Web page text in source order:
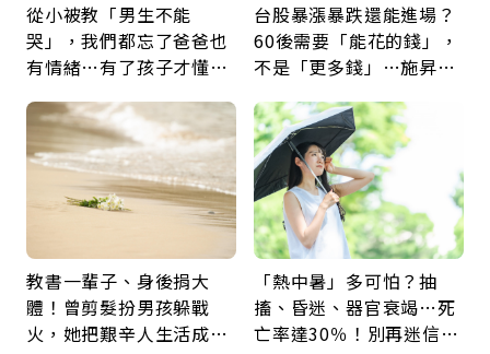
從小被教「男生不能
哭」，我們都忘了爸爸也
有情緒…有了孩子才懂：
久違的關心
台股暴漲暴跌還能進場？
60後需要「能花的錢」，
不是「更多錢」…施昇
票
教書一輩子、身後捐大
體！曾剪髮扮男孩躲戰
火，她把艱辛人生活成風
「熱中暑」多可怕？抽
搐、昏迷、器官衰竭…死
亡率達30％！別再迷信